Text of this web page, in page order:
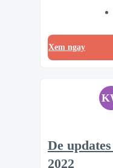
Xem ngay
De
2022